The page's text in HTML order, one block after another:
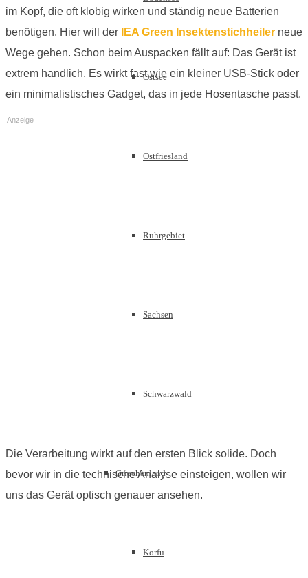
Ostsee
Ostfriesland
Ruhrgebiet
Sachsen
Schwarzwald
Griechenland
Korfu
im Kopf, die oft klobig wirken und ständig neue Batterien
benötigen. Hier will der
IEA Green Insektenstichheiler neue
Wege gehen. Schon beim Auspacken fällt auf: Das Gerät ist
extrem handlich. Es wirkt fast wie ein kleiner USB-Stick oder
ein minimalistisches Gadget, das in jede Hosentasche passt.
Anzeige
Die Verarbeitung wirkt auf den ersten Blick solide. Doch
bevor wir in die technische Analyse einsteigen, wollen wir
uns das Gerät optisch genauer ansehen.